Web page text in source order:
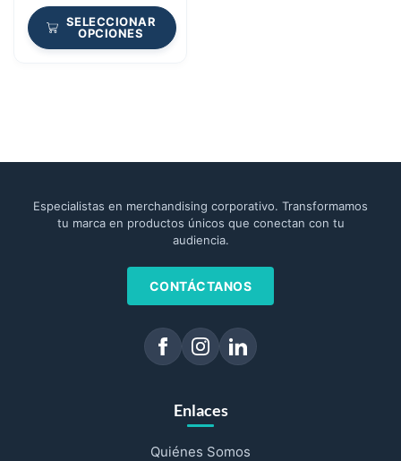
SELECCIONAR
OPCIONES
Especialistas en merchandising corporativo. Transformamos
tu marca en productos únicos que conectan con tu
audiencia.
CONTÁCTANOS
Enlaces
Quiénes Somos